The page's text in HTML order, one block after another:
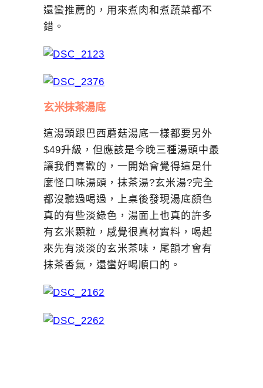
還蠻推薦的，用來煮肉和煮蔬菜都不
錯。
玄米抹茶湯底
這湯頭跟巴西蘑菇湯底一樣都要另外
$49升級，但應該是今晚三種湯頭中最
讓我們喜歡的，一開始會覺得這是什
麼怪口味湯頭，抹茶湯?玄米湯?完全
都沒聽過喝過，上桌後發現湯底顏色
真的有些淡綠色，湯面上也真的許多
有玄米顆粒，感覺很真材實料，喝起
來先有淡淡的玄米茶味，尾韻才會有
抹茶香氣，還蠻好喝順口的。